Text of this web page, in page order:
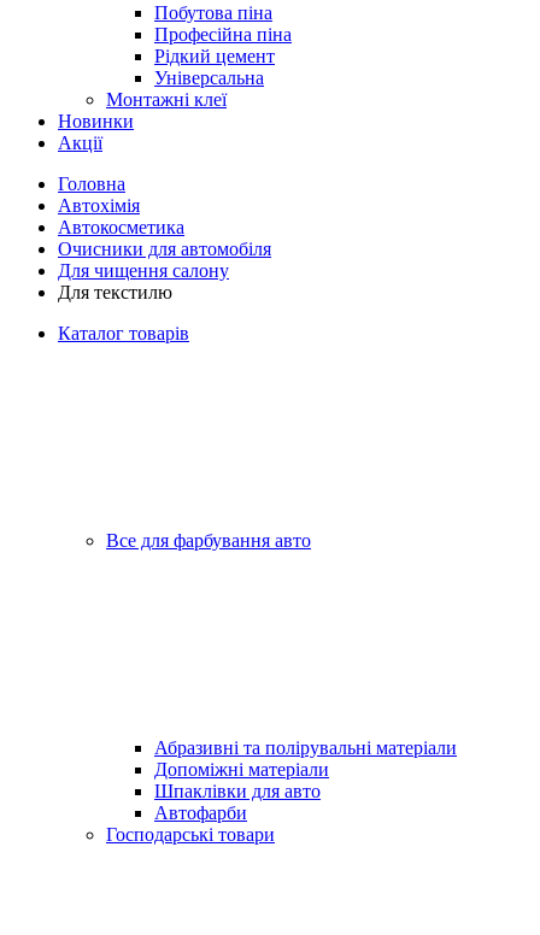
Побутова піна
Професійна піна
Рідкий цемент
Універсальна
Монтажні клеї
Новинки
Акції
Головна
Автохімія
Автокосметика
Очисники для автомобіля
Для чищення салону
Для текстилю
Каталог товарів
Все для фарбування авто
Абразивні та полірувальні матеріали
Допоміжні матеріали
Шпаклівки для авто
Автофарби
Господарські товари